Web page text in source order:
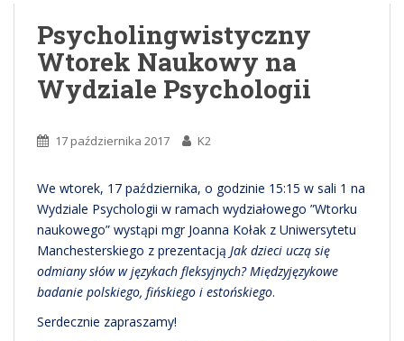
Psycholingwistyczny
Wtorek Naukowy na
Wydziale Psychologii
17 października 2017 K2
We wtorek, 17 października, o godzinie 15:15 w sali 1 na
Wydziale Psychologii w ramach wydziałowego ”Wtorku
naukowego” wystąpi mgr Joanna Kołak z Uniwersytetu
Manchesterskiego z prezentacją Jak dzieci uczą się
odmiany słów w językach fleksyjnych? Międzyjęzykowe
badanie polskiego, fińskiego i estońskiego.
Serdecznie zapraszamy!